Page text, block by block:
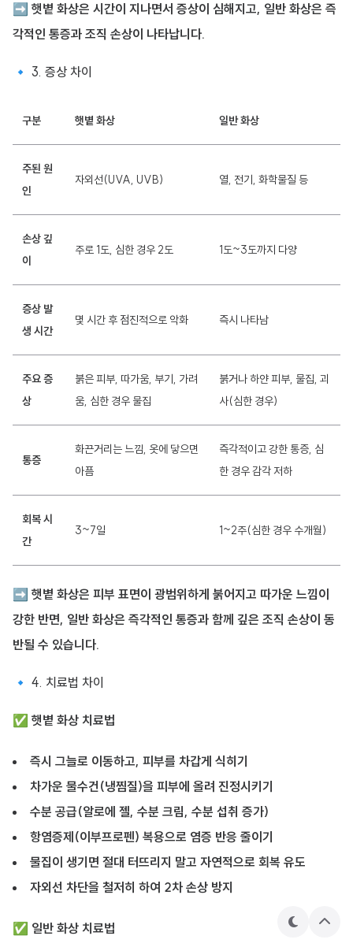
➡ 햇볕 화상은 시간이 지나면서 증상이 심해지고, 일반 화상은 즉
각적인 통증과 조직 손상이 나타납니다.
🔹 3. 증상 차이
구분 햇볕 화상 일반 화상
주된 원
인
자외선(UVA, UVB) 열, 전기, 화학물질 등
손상 깊
이
주로 1도, 심한 경우 2도 1도~3도까지 다양
증상 발
생 시간
몇 시간 후 점진적으로 악화 즉시 나타남
주요 증
상
붉은 피부, 따가움, 부기, 가려
움, 심한 경우 물집
붉거나 하얀 피부, 물집, 괴
사(심한 경우)
통증
화끈거리는 느낌, 옷에 닿으면
아픔
즉각적이고 강한 통증, 심
한 경우 감각 저하
회복 시
간
3~7일 1~2주(심한 경우 수개월)
➡ 햇볕 화상은 피부 표면이 광범위하게 붉어지고 따가운 느낌이
강한 반면, 일반 화상은 즉각적인 통증과 함께 깊은 조직 손상이 동
반될 수 있습니다.
🔹 4. 치료법 차이
✅ 햇볕 화상 치료법
즉시 그늘로 이동하고, 피부를 차갑게 식히기
차가운 물수건(냉찜질)을 피부에 올려 진정시키기
수분 공급(알로에 젤, 수분 크림, 수분 섭취 증가)
항염증제(이부프로펜) 복용으로 염증 반응 줄이기
물집이 생기면 절대 터뜨리지 말고 자연적으로 회복 유도
자외선 차단을 철저히 하여 2차 손상 방지
✅ 일반 화상 치료법
테
상